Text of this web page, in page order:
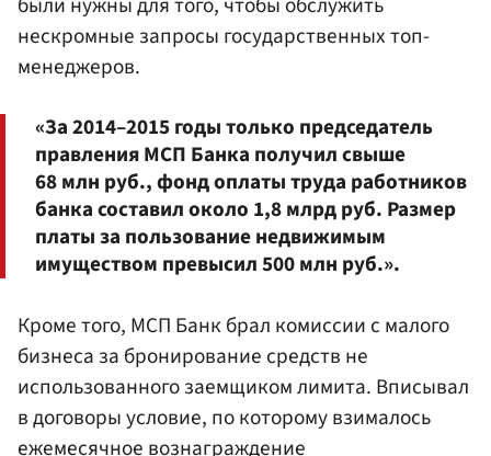
нескромные запросы государственных топ-
менеджеров.
«За 2014–2015 годы только председатель
правления МСП Банка получил свыше
68 млн руб., фонд оплаты труда работников
банка составил около 1,8 млрд руб. Размер
платы за пользование недвижимым
имуществом превысил 500 млн руб.».
Кроме того, МСП Банк брал комиссии с малого
бизнеса за бронирование средств не
использованного заемщиком лимита. Вписывал
в договоры условие, по которому взималось
ежемесячное вознаграждение